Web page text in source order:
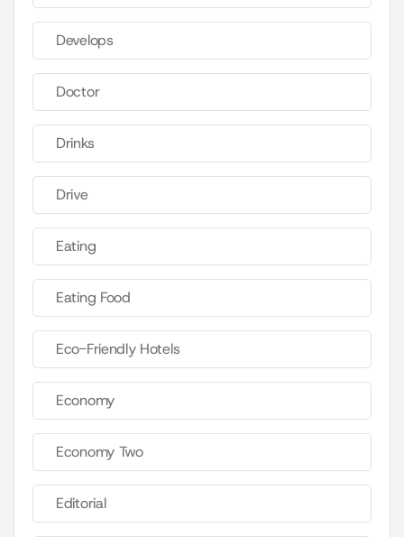
Develops
Doctor
Drinks
Drive
Eating
Eating Food
Eco-Friendly Hotels
Economy
Economy Two
Editorial